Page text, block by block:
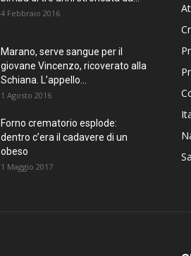
4 Febbraio 2016
Marano, serve sangue per il
giovane Vincenzo, ricoverato alla
Schiana. L’appello...
1 Agosto 2016
Forno crematorio esplode:
dentro c’era il cadavere di un
obeso
1 Maggio 2017